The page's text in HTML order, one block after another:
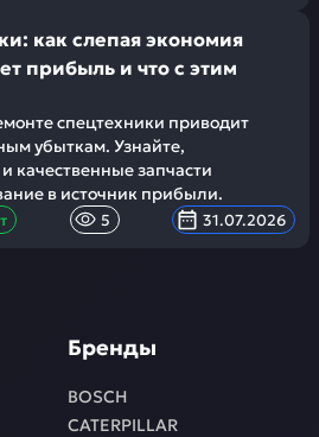
как слепая экономия
прибыль и что с этим
спецтехники приводит
убыткам. Узнайте,
качественные запчасти
в источник прибыли.
5 31.07.2026
Бренды
BOSCH
CATERPILLAR